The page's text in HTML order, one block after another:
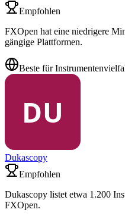
Empfohlen
FXOpen hat eine niedrigere
gängige Plattformen.
Beste für
Dukascopy
Empfohlen
Dukascopy listet etwa 1.200
FXOpen.